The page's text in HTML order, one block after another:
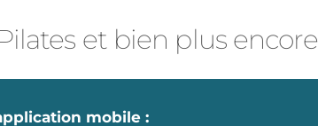
et bien plus encore
mobile :